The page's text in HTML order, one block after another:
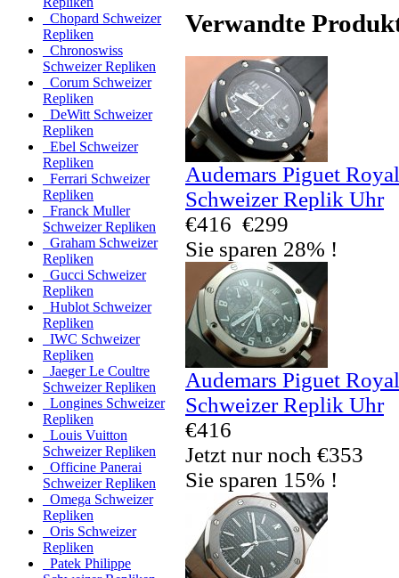
Chopard Schweizer
Repliken
Chronoswiss
Schweizer Repliken
Corum Schweizer
Repliken
DeWitt Schweizer
Repliken
Ebel Schweizer
Repliken
Ferrari Schweizer
Repliken
Franck Muller
Schweizer Repliken
Graham Schweizer
Repliken
Gucci Schweizer
Repliken
Hublot Schweizer
Repliken
IWC Schweizer
Repliken
Jaeger Le Coultre
Schweizer Repliken
Longines Schweizer
Repliken
Louis Vuitton
Schweizer Repliken
Officine Panerai
Schweizer Repliken
Omega Schweizer
Repliken
Oris Schweizer
Repliken
Patek Philippe
Verwandte
Audemars Piguet
Schweizer Replik Uhr
€416 €299
Sie sparen 28% !
Audemars Piguet
Schweizer Replik Uhr
€416
Jetzt nur noch €353
Sie sparen 15% !